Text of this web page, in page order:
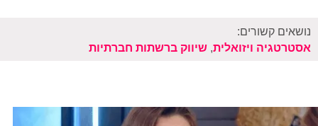
נושאים קשורים:
אסטרטגיה ויזואלית, שיווק ברשתות חברתיות